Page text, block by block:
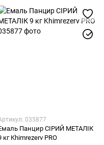
035877
Панцир СІРИЙ МЕТАЛІК
кг Khimrezerv PRO